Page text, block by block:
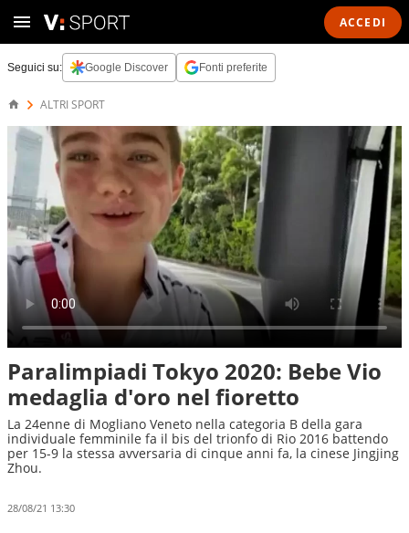
ACCEDI
Seguici su: Google Discover Fonti preferite
ALTRI SPORT
Paralimpiadi Tokyo 2020: Bebe Vio
medaglia d'oro nel fioretto
La 24enne di Mogliano Veneto nella categoria B della gara
individuale femminile fa il bis del trionfo di Rio 2016 battendo
per 15-9 la stessa avversaria di cinque anni fa, la cinese Jingjing
Zhou.
28/08/21 13:30